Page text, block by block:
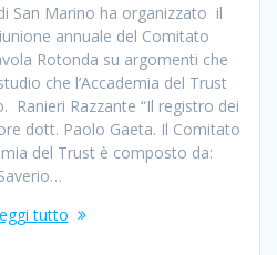
San Marino ha organizzato il
annuale del Comitato
Rotonda su argomenti che
che l’Accademia del Trust
Ranieri Razzante “Il registro dei
dott. Paolo Gaeta. Il Comitato
del Trust è composto da:
tutto